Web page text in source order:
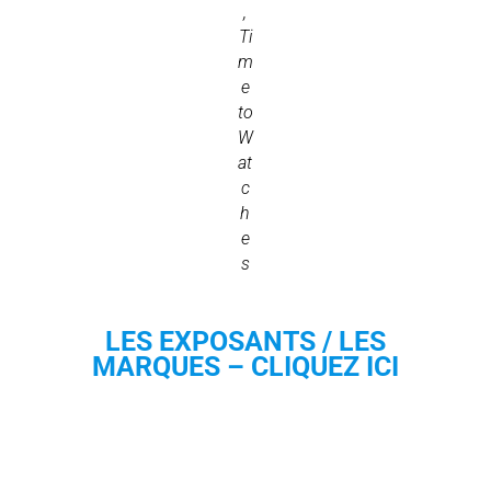
,
Ti
m
e
to
W
at
c
h
e
s
LES EXPOSANTS / LES
MARQUES – CLIQUEZ ICI